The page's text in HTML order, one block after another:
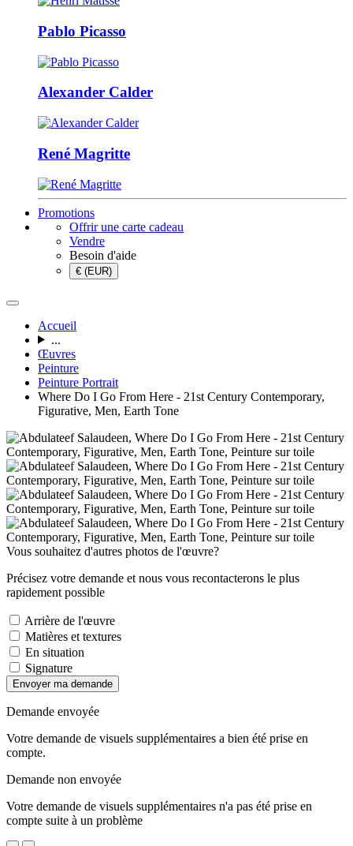
Pablo Picasso
Alexander Calder
René Magritte
Promotions
Offrir une carte cadeau
Vendre
Besoin d'aide
€ (EUR)
Accueil
...
Œuvres
Peinture
Peinture Portrait
Where Do I Go From Here - 21st Century Contemporary,
Figurative, Men, Earth Tone
Vous souhaitez d'autres photos de l'œuvre?
Précisez votre demande et nous vous recontacterons le plus
rapidement possible
Arrière de l'œuvre
Matières et textures
En situation
Signature
Envoyer ma demande
Demande envoyée
Votre demande de visuels supplémentaires a bien été prise en
compte.
Demande non envoyée
Votre demande de visuels supplémentaires n'a pas été prise en
compte suite à un problème